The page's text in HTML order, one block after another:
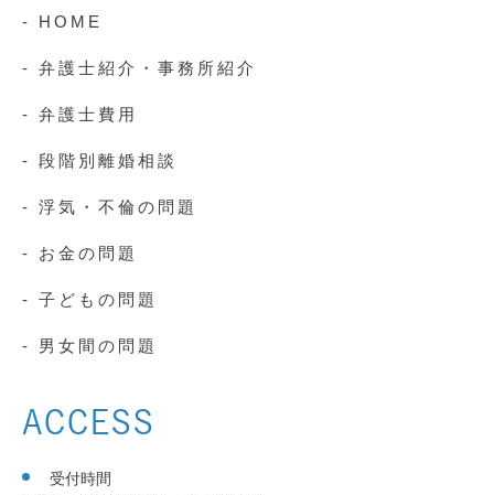
- HOME
- 弁護士紹介・事務所紹介
- 弁護士費用
- 段階別離婚相談
- 浮気・不倫の問題
- お金の問題
- 子どもの問題
- 男女間の問題
ACCESS
受付時間